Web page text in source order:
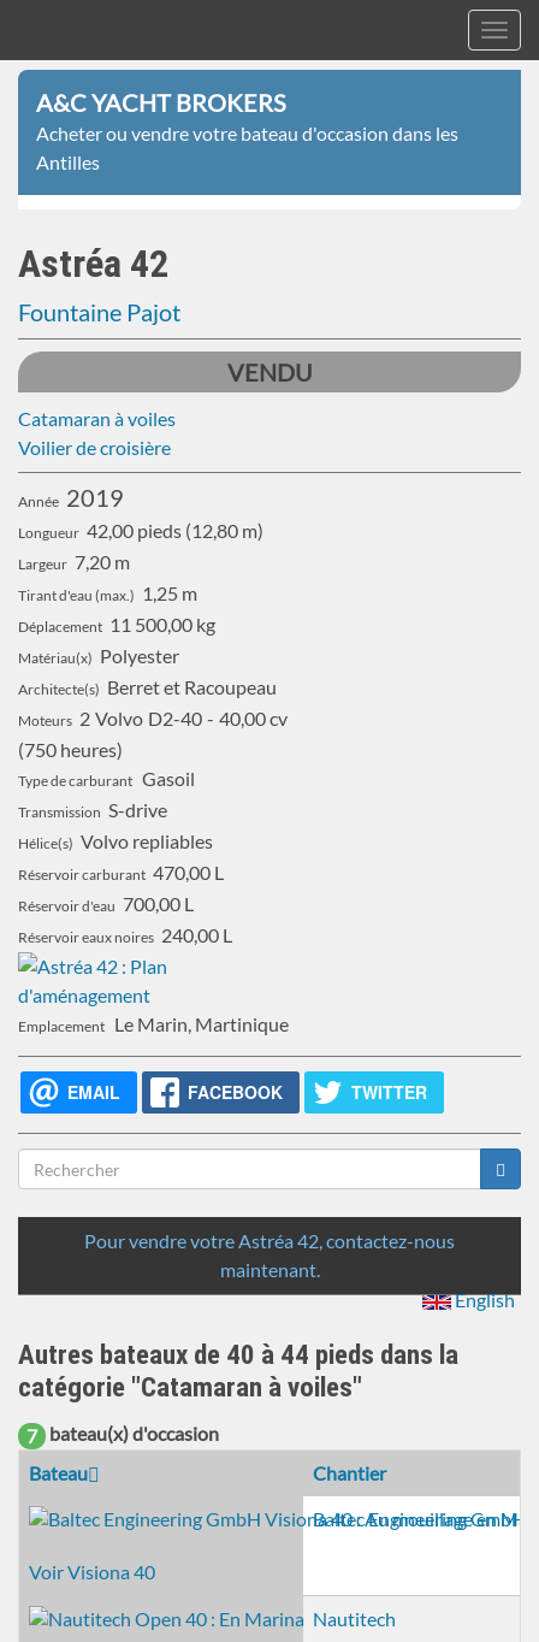
Aller
contenu
principal
A&C
Yacht
Brokers
A&C YACHT BROKERS
Acheter ou vendre votre bateau d'occasion dans les
Antilles
Astréa 42
Fountaine Pajot
VENDU
Catamaran à voiles
Voilier de croisière
Année 2019
Longueur 42,00 pieds (12,80 m)
Largeur 7,20 m
Tirant d'eau (max.) 1,25 m
Déplacement 11 500,00 kg
Matériau(x) Polyester
Architecte(s) Berret et Racoupeau
Moteurs 2 Volvo D2-40
40,00 cv
750 heures
Type de carburant Gasoil
Transmission S-drive
Hélice(s) Volvo repliables
Réservoir carburant 470,00 L
Réservoir d'eau 700,00 L
Réservoir eaux noires 240,00 L
Emplacement Le Marin, Martinique
EMAIL FACEBOOK TWITTER
Formulaire
de
recherchePour vendre votre Astréa 42, contactez-nous
maintenant.
English
Autres bateaux de 40 à 44 pieds dans la
catégorie "Catamaran à voiles"
7 bateau(x) d'occasion
Bateau
Chantier
Voir Visiona 40
Baltec Engineering GmbH
Nautitech